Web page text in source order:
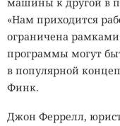
«Нам приходится
ограничена
программы могут
в популярной
Финк.
Джон Феррелл,